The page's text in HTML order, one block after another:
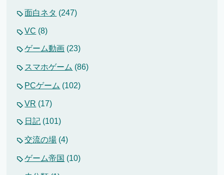
面白ネタ (247)
VC (8)
ゲーム動画 (23)
スマホゲーム (86)
PCゲーム (102)
VR (17)
日記 (101)
交流の場 (4)
ゲーム帝国 (10)